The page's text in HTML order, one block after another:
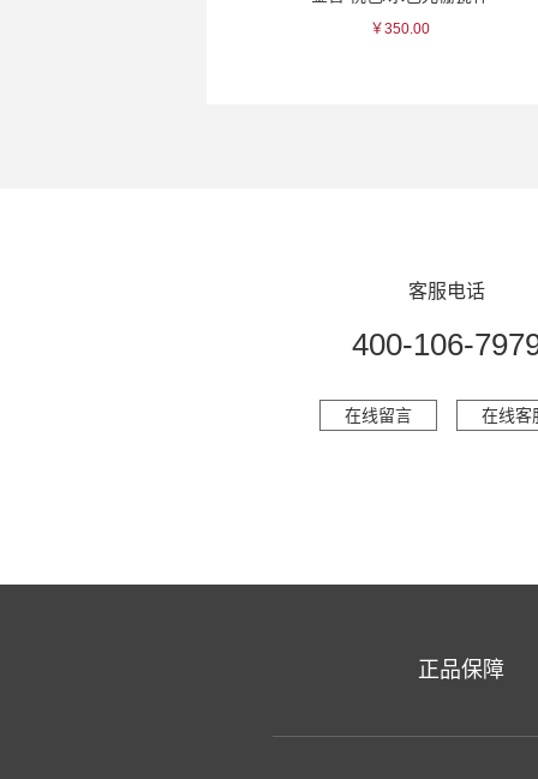
￥350.00
客服电话
400-106-
在线留言 在线客
正品保障